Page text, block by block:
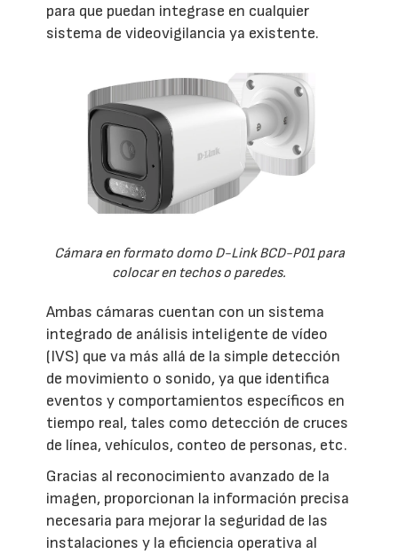
para que puedan integrase en cualquier
sistema de videovigilancia ya existente.
Cámara en formato domo D-Link BCD-P01 para
colocar en techos o paredes.
Ambas cámaras cuentan con un sistema
integrado de análisis inteligente de vídeo
(IVS) que va más allá de la simple detección
de movimiento o sonido, ya que identifica
eventos y comportamientos específicos en
tiempo real, tales como detección de cruces
de línea, vehículos, conteo de personas, etc.
Gracias al reconocimiento avanzado de la
imagen, proporcionan la información precisa
necesaria para mejorar la seguridad de las
instalaciones y la eficiencia operativa al